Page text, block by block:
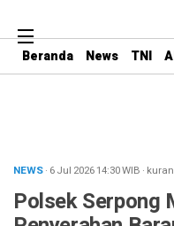
Beranda News TNI
NEWS· 6 Jul 202614:30WIB ·
Polsek Serpong